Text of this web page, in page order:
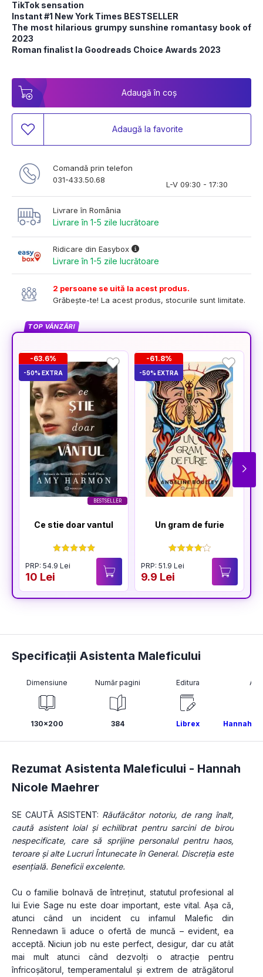
TikTok sensation
Instant #1 New York Times BESTSELLER
The most hilarious grumpy sunshine romantasy book of
2023
Roman finalist la Goodreads Choice Awards 2023
Adaugă în coș
Adaugă la favorite
Comandă prin telefon
031-433.50.68
L-V 09:30 - 17:30
Livrare în România
Livrare în 1-5 zile lucrătoare
Ridicare din Easybox
Livrare în 1-5 zile lucrătoare
2 persoane se uită la acest produs.
Grăbește-te! La acest produs, stocurile sunt limitate.
TOP VÂNZĂRI
BESTSELLER
-63.6%
-50% EXTRA
Ce stie doar vantul
PRP: 54.9 Lei
10 Lei
-61.8%
-50% EXTRA
Un gram de furie
PRP: 51.9 Lei
9.9 Lei
Specificații Asistenta Maleficului
Dimensiune
130x200
Număr pagini
384
Editura
Librex Hannah
Rezumat Asistenta Maleficului - Hannah
Nicole Maehrer
SE CAUTĂ ASISTENT: Răufăcător notoriu, de rang înalt,
caută asistent loial și echilibrat pentru sarcini de birou
nespecificate, care să sprijine personalul pentru haos,
teroare și alte Lucruri Întunecate în General. Discreția este
esențială. Beneficii excelente.
Cu o familie bolnavă de întreținut, statutul profesional al
lui Evie Sage nu este doar important, este vital. Așa că,
atunci când un incident cu infamul Malefic din
Rennedawn îi aduce o ofertă de muncă – evident, ea
acceptă. Niciun job nu este perfect, desigur, dar cu atât
mai mult atunci când dezvolți o atracție pentru
înfricoșătorul, temperamentalul și extrem de atrăgătorul